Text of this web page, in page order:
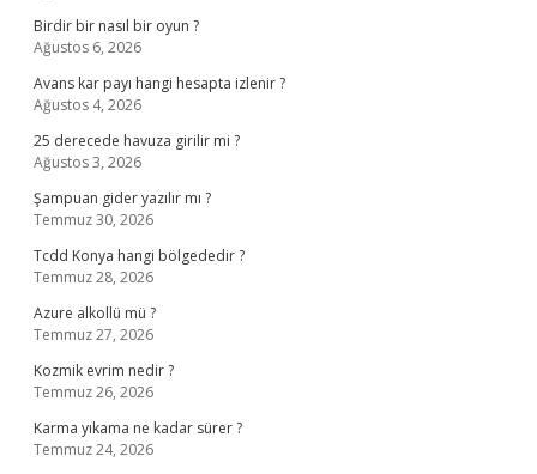
Birdir bir nasıl bir oyun ?
Ağustos 6, 2026
Avans kar payı hangi hesapta izlenir ?
Ağustos 4, 2026
25 derecede havuza girilir mi ?
Ağustos 3, 2026
Şampuan gider yazılır mı ?
Temmuz 30, 2026
Tcdd Konya hangi bölgededir ?
Temmuz 28, 2026
Azure alkollü mü ?
Temmuz 27, 2026
Kozmik evrim nedir ?
Temmuz 26, 2026
Karma yıkama ne kadar sürer ?
Temmuz 24, 2026